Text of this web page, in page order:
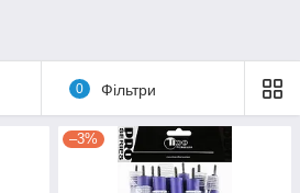
0 Фільтри
–3%